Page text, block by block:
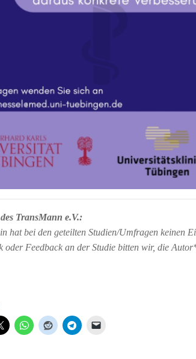
TransMann e.V.:
hat bei den geteilten Studien/Umfragen keinen
oder Feedback an der Studie bitten wir, die